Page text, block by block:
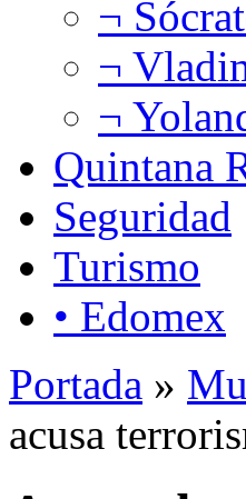
¬
¬
¬
Quintana
Seguridad
Turismo
• Edomex
Portada »
acusa